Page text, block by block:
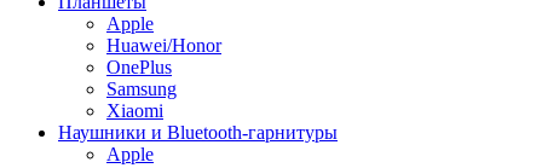
Apple
Huawei/Honor
OnePlus
Samsung
Xiaomi
Наушники и Bluetooth-гарнитуры
Apple